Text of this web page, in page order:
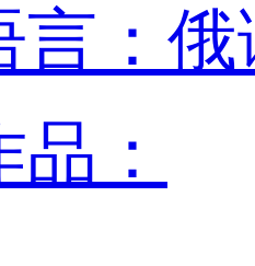
言：俄
：